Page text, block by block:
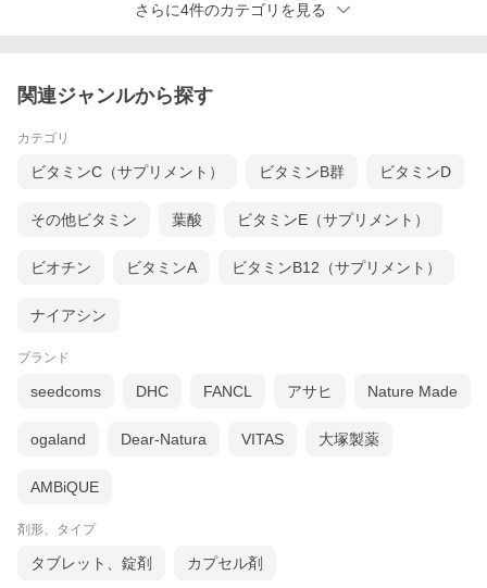
さらに4件のカテゴリを見る
関連ジャンルから探す
カテゴリ
ビタミンC（サプリメント） ビタミンB群 ビタミンD
その他ビタミン 葉酸 ビタミンE（サプリメント）
ビオチン ビタミンA ビタミンB12（サプリメント）
ナイアシン
ブランド
seedcoms DHC FANCL アサヒ Nature Made
ogaland Dear-Natura VITAS 大塚製薬
AMBiQUE
剤形、タイプ
タブレット、錠剤 カプセル剤